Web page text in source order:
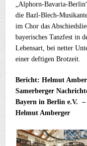
„Alphorn-Bavaria-
die Bazl-Blech-
im Chor das
bayerisches Tanzfest in
Lebensart, bei netter
einer deftigen Brotzeit.
Bericht: Helmut
Samerberger
Bayern in Berlin e.V.
Helmut Amberger